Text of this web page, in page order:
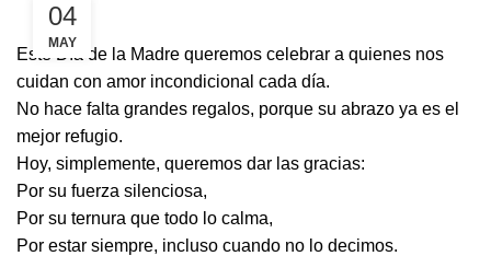
04
MAY
Este Día de la Madre queremos celebrar a quienes nos
cuidan con amor incondicional cada día.
No hace falta grandes regalos, porque su abrazo ya es el
mejor refugio.
Hoy, simplemente, queremos dar las gracias:
Por su fuerza silenciosa,
Por su ternura que todo lo calma,
Por estar siempre, incluso cuando no lo decimos.